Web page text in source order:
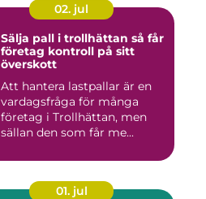
02. jul
Sälja pall i trollhättan så får
företag kontroll på sitt
överskott
Att hantera lastpallar är en
vardagsfråga för många
företag i Trollhättan, men
sällan den som får me...
01. jul